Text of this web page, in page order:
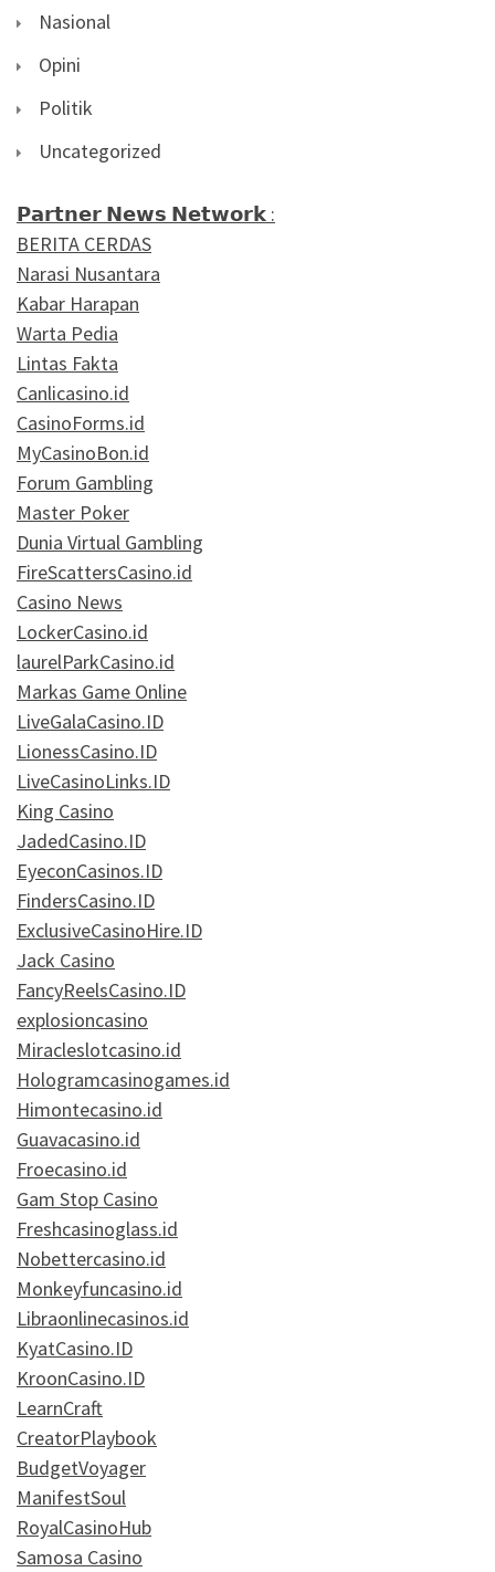
Nasional
Opini
Politik
Uncategorized
𝗣𝗮𝗿𝘁𝗻𝗲𝗿 𝗡𝗲𝘄𝘀 𝗡𝗲𝘁𝘄𝗼𝗿𝗸 :
BERITA CERDAS
Narasi Nusantara
Kabar Harapan
Warta Pedia
Lintas Fakta
Canlicasino.id
CasinoForms.id
MyCasinoBon.id
Forum Gambling
Master Poker
Dunia Virtual Gambling
FireScattersCasino.id
Casino News
LockerCasino.id
laurelParkCasino.id
Markas Game Online
LiveGalaCasino.ID
LionessCasino.ID
LiveCasinoLinks.ID
King Casino
JadedCasino.ID
EyeconCasinos.ID
FindersCasino.ID
ExclusiveCasinoHire.ID
Jack Casino
FancyReelsCasino.ID
explosioncasino
Miracleslotcasino.id
Hologramcasinogames.id
Himontecasino.id
Guavacasino.id
Froecasino.id
Gam Stop Casino
Freshcasinoglass.id
Nobettercasino.id
Monkeyfuncasino.id
Libraonlinecasinos.id
KyatCasino.ID
KroonCasino.ID
LearnCraft
CreatorPlaybook
BudgetVoyager
ManifestSoul
RoyalCasinoHub
Samosa Casino